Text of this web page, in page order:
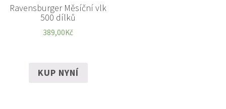
Ravensburger Měsíční vlk
500 dílků
389,00Kč
KUP NYNÍ